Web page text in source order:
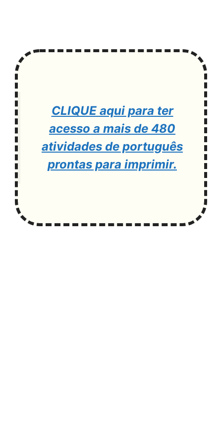
CLIQUE aqui para ter
acesso a mais de 480
atividades de português
prontas para imprimir.